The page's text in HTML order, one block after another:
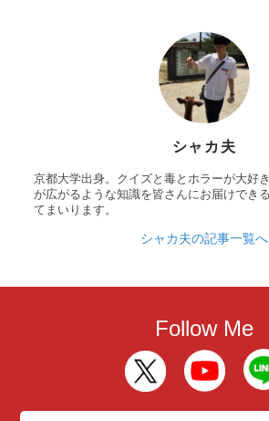
シャカ夫
京都大学出身。クイズと毒とホラーが大好
が広がるような知識を皆さんにお届けでき
てまいります。
シャカ夫の記事一覧へ
Follow Me